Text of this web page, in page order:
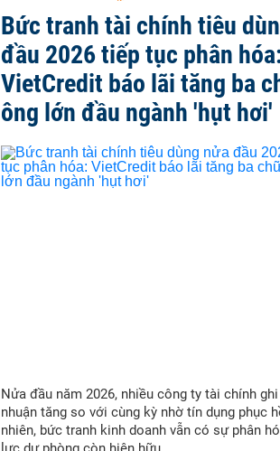
Bức tranh tài chính tiêu
đầu 2026 tiếp tục phân
VietCredit báo lãi tăng ba
ông lớn đầu ngành 'hụt hơi'
Nửa đầu năm 2026, nhiều công ty tài chính
nhuận tăng so với cùng kỳ nhờ tín dụng phục
nhiên, bức tranh kinh doanh vẫn có sự phân